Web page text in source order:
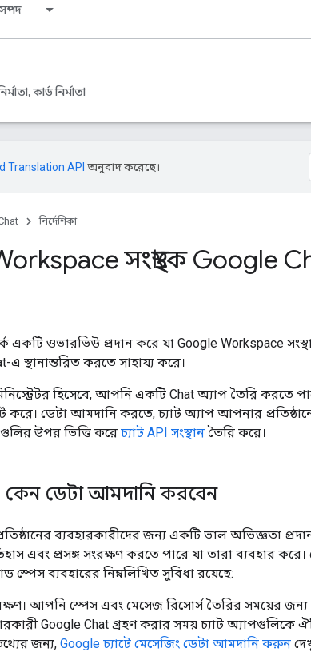
সম্পদ
কার্ড নির্মাতা
Translation API অনুবাদ করেছে।
নির্দেশিকা
সংস্থাকে Google
একটি ওভারভিউ প্রদান করে যা Google Workspace
এ স্থানান্তরিত করতে সাহায্য করে।
হিসেবে, আপনি একটি Chat অ্যাপ তৈরি করতে
করে। ডেটা আমদানি করতে, চ্যাট অ্যাপ আপনার
উপর ভিত্তি করে চ্যাট API সংস্থান তৈরি করে।
কেন ডেটা আমদানি করবেন
ব্যবহারকারীদের জন্য একটি ভাল অভিজ্ঞতা
এবং প্রসঙ্গ সংরক্ষণ করতে পারে যা তারা ব্যবহার
ব্যবহারের নিম্নলিখিত সুবিধা রয়েছে:
আপনি স্পেস এবং মেসেজ রিসোর্স তৈরির সময়ের
Google Chat গ্রহণ করার সময় চ্যাট অ্যাপগুলিকে
জন্য, Google চ্যাটে মেসেজিং ডেটা আমদানি করুন